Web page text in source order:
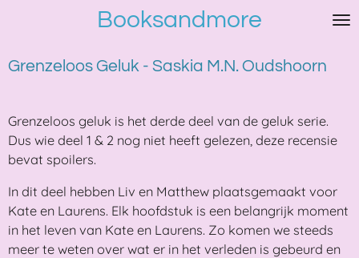
de
Booksandmore
Grenzeloos Geluk - Saskia M.N. Oudshoorn
Grenzeloos geluk is het derde deel van de geluk serie.
Dus wie deel 1 & 2 nog niet heeft gelezen, deze recensie
bevat spoilers.
In dit deel hebben Liv en Matthew plaatsgemaakt voor
Kate en Laurens. Elk hoofdstuk is een belangrijk moment
in het leven van Kate en Laurens. Zo komen we steeds
meer te weten over wat er in het verleden is gebeurd en